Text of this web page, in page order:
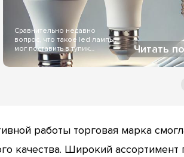
Сравнительно недавно
вопрос, что такое led лампы,
мог поставить в тупик
большинство людей...
Читать
работы торговая марка
качества. Широкий ассортимент